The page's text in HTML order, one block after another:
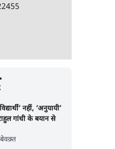
नहीं, ‘अनुयायी’
गांधी के बयान से